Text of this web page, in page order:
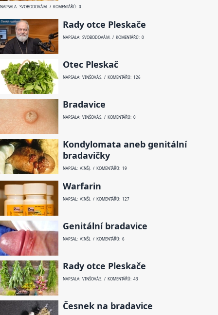
NAPSALA: SVOBODOVÁ M. / KOMENTÁŘŮ: 0
Rady otce Pleskače
NAPSALA: SVOBODOVÁ M. / KOMENTÁŘŮ: 0
Otec Pleskač
NAPSALA: VINŠOVÁ S. / KOMENTÁŘŮ: 126
Bradavice
NAPSALA: VINŠOVÁ S. / KOMENTÁŘŮ: 0
Kondylomata aneb genitální
bradavičky
NAPSAL: VINŠ J. / KOMENTÁŘŮ: 19
Warfarin
NAPSAL: VINŠ J. / KOMENTÁŘŮ: 127
Genitální bradavice
NAPSAL: VINŠ J. / KOMENTÁŘŮ: 6
Rady otce Pleskače
NAPSALA: VINŠOVÁ S. / KOMENTÁŘŮ: 43
Česnek na bradavice